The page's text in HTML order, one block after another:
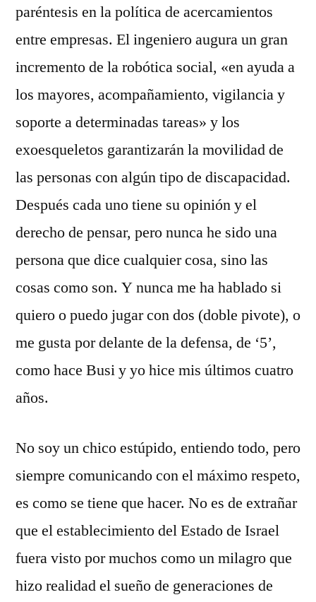
paréntesis en la política de acercamientos
entre empresas. El ingeniero augura un gran
incremento de la robótica social, «en ayuda a
los mayores, acompañamiento, vigilancia y
soporte a determinadas tareas» y los
exoesqueletos garantizarán la movilidad de
las personas con algún tipo de discapacidad.
Después cada uno tiene su opinión y el
derecho de pensar, pero nunca he sido una
persona que dice cualquier cosa, sino las
cosas como son. Y nunca me ha hablado si
quiero o puedo jugar con dos (doble pivote), o
me gusta por delante de la defensa, de ‘5’,
como hace Busi y yo hice mis últimos cuatro
años.
No soy un chico estúpido, entiendo todo, pero
siempre comunicando con el máximo respeto,
es como se tiene que hacer. No es de extrañar
que el establecimiento del Estado de Israel
fuera visto por muchos como un milagro que
hizo realidad el sueño de generaciones de